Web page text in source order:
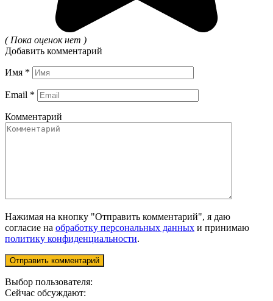
( Пока оценок нет )
Добавить комментарий
Имя *
Email *
Комментарий
Нажимая на кнопку "Отправить комментарий", я даю
согласие на обработку персональных данных и принимаю
политику конфиденциальности.
Выбор пользователя:
Сейчас обсуждают: